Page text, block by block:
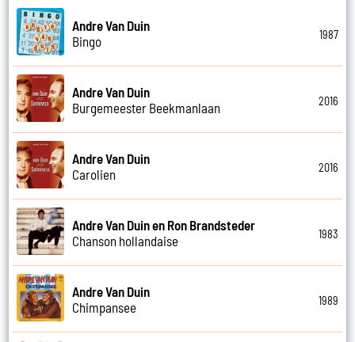
Andre Van Duin
Bingo
1987
Andre Van Duin
Burgemeester Beekmanlaan
2016
Andre Van Duin
Carolien
2016
Andre Van Duin en Ron Brandsteder
Chanson hollandaise
1983
Andre Van Duin
Chimpansee
1989